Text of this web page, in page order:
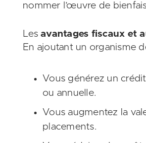
nommer l’œuvre de
Les avantages fiscaux et
En ajoutant un organisme
Vous générez un
ou annuelle.
Vous augmentez la
placements.